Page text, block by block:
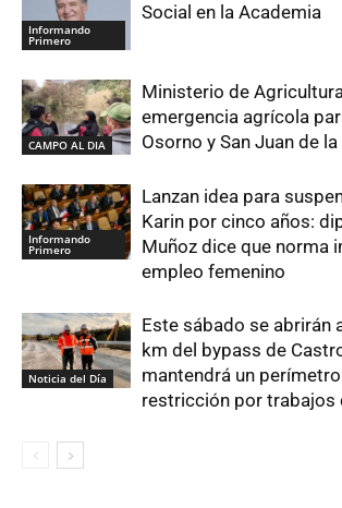
Informando
Primero
Social en la Academia
CAMPO AL DIA
Ministerio de
emergencia agrícola
Osorno y San Juan de
Informando
Primero
Lanzan idea para
Karin por cinco años:
Muñoz dice que norma
empleo femenino
Noticia del Día
Este sábado se abrirán
km del bypass de
mantendrá un
restricción por trabajos